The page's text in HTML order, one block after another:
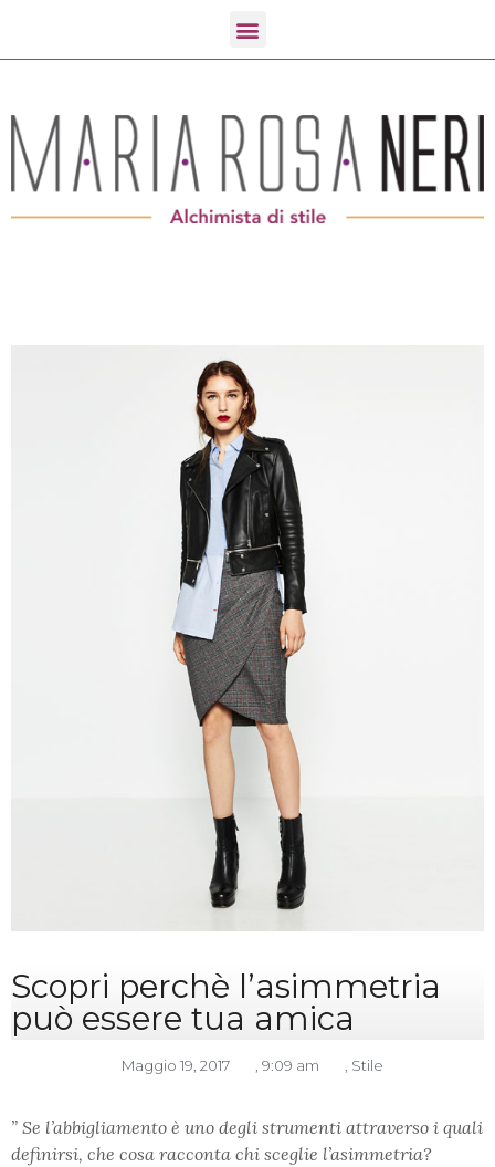
Scopri perchè l’asimmetria
può essere tua amica
Maggio 19, 2017 9:09 am Stile
” Se l’abbigliamento è uno degli strumenti attraverso i quali
definirsi, che cosa racconta chi sceglie l’asimmetria?